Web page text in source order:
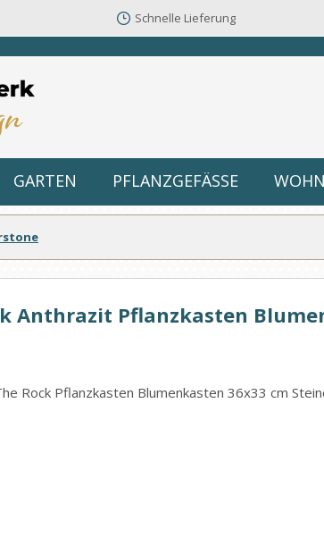
Schnelle Lieferung
GARTEN PFLANZGEFÄSSE
Anthrazit Pflanzkasten